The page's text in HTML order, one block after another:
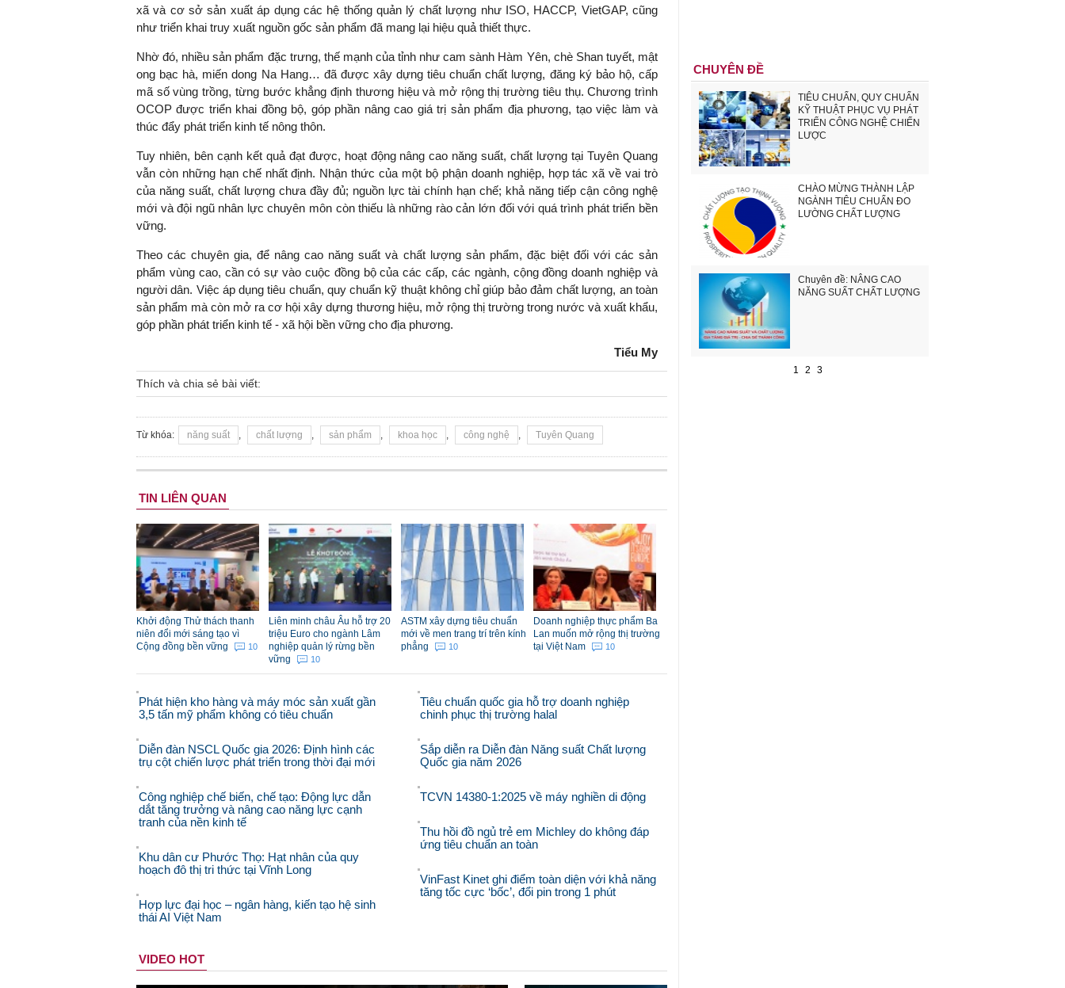
xã và cơ sở sản xuất áp dụng các hệ thống quản lý chất lượng như ISO, HACCP, VietGAP, cũng
như triển khai truy xuất nguồn gốc sản phẩm đã mang lại hiệu quả thiết thực.
Nhờ đó, nhiều sản phẩm đặc trưng, thế mạnh của tỉnh như cam sành Hàm Yên, chè Shan tuyết, mật
ong bạc hà, miến dong Na Hang… đã được xây dựng tiêu chuẩn chất lượng, đăng ký bảo hộ, cấp
mã số vùng trồng, từng bước khẳng định thương hiệu và mở rộng thị trường tiêu thụ. Chương trình
OCOP được triển khai đồng bộ, góp phần nâng cao giá trị sản phẩm địa phương, tạo việc làm và
thúc đẩy phát triển kinh tế nông thôn.
Tuy nhiên, bên cạnh kết quả đạt được, hoạt động nâng cao năng suất, chất lượng tại Tuyên Quang
vẫn còn những hạn chế nhất định. Nhận thức của một bộ phận doanh nghiệp, hợp tác xã về vai trò
của năng suất, chất lượng chưa đầy đủ; nguồn lực tài chính hạn chế; khả năng tiếp cận công nghệ
mới và đội ngũ nhân lực chuyên môn còn thiếu là những rào cản lớn đối với quá trình phát triển bền
vững.
Theo các chuyên gia, để nâng cao năng suất và chất lượng sản phẩm, đặc biệt đối với các sản
phẩm vùng cao, cần có sự vào cuộc đồng bộ của các cấp, các ngành, cộng đồng doanh nghiệp và
người dân. Việc áp dụng tiêu chuẩn, quy chuẩn kỹ thuật không chỉ giúp bảo đảm chất lượng, an toàn
sản phẩm mà còn mở ra cơ hội xây dựng thương hiệu, mở rộng thị trường trong nước và xuất khẩu,
góp phần phát triển kinh tế - xã hội bền vững cho địa phương.
Tiểu My
Thích và chia sẻ bài viết:
Từ khóa: năng suất , chất lượng , sản phẩm , khoa học , công nghệ , Tuyên Quang
TIN LIÊN QUAN
Khởi động Thử thách thanh
niên đổi mới sáng tạo vì
Cộng đồng bền vững
10
Liên minh châu Âu hỗ trợ 20
triệu Euro cho ngành Lâm
nghiệp quản lý rừng bền
vững
10
ASTM xây dựng tiêu chuẩn
mới về men trang trí trên kính
phẳng
10
Doanh nghiệp thực phẩm Ba
Lan muốn mở rộng thị trường
tại Việt Nam
10
Phát hiện kho hàng và máy móc sản xuất gần
3,5 tấn mỹ phẩm không có tiêu chuẩn
Diễn đàn NSCL Quốc gia 2026: Định hình các
trụ cột chiến lược phát triển trong thời đại mới
Công nghiệp chế biến, chế tạo: Động lực dẫn
dắt tăng trưởng và nâng cao năng lực cạnh
tranh của nền kinh tế
Khu dân cư Phước Thọ: Hạt nhân của quy
hoạch đô thị tri thức tại Vĩnh Long
Hợp lực đại học – ngân hàng, kiến tạo hệ sinh
thái AI Việt Nam
Tiêu chuẩn quốc gia hỗ trợ doanh nghiệp
chinh phục thị trường halal
Sắp diễn ra Diễn đàn Năng suất Chất lượng
Quốc gia năm 2026
TCVN 14380-1:2025 về máy nghiền di động
Thu hồi đồ ngủ trẻ em Michley do không đáp
ứng tiêu chuẩn an toàn
VinFast Kinet ghi điểm toàn diện với khả năng
tăng tốc cực ‘bốc’, đổi pin trong 1 phút
VIDEO HOT
khuyến khích đổi mới sáng tạo,
khởi nghiệp..."
CHUYÊN ĐỀ
TIÊU CHUẨN, QUY CHUẨN
KỸ THUẬT PHỤC VỤ PHÁT
TRIỂN CÔNG NGHỆ CHIẾN
LƯỢC
CHÀO MỪNG THÀNH LẬP
NGÀNH TIÊU CHUẨN ĐO
LƯỜNG CHẤT LƯỢNG
Chuyên đề: NÂNG CAO
NĂNG SUẤT CHẤT LƯỢNG
1 2 3